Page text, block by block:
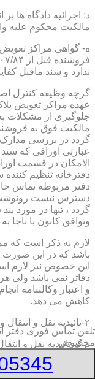
د: اجرائیه دادگاه ها
مالکیت محکوم علیه
ه- گواهی مراکز تعویض
ندارد و سند ماقبل
عهده مراکز تعویض
جلوگیری از مشکلات
مالکیت فوق به
گردد در بررسی
عبارتی اوراقی که
الامکان در قسمت
دفترخانه تنظیم
دفتر مربوطه تماس
دسترس نیست رونوشت
وتوافق کانون با ناجا
لازم به ذکر است که
باشد که در این
این خصوص نیز لازم
دفاتر نمی باشد ولی
و اعتبار وکالتنامه
کاهش می دهد.
۲-تائیدیه نقل و انتقال و کارت سبز (شناسنامه مالکیت)
برگ تائیدیه نقل و
مشخصات کامل خودرو
تلفن تماس فوری دفتر
مخصوص